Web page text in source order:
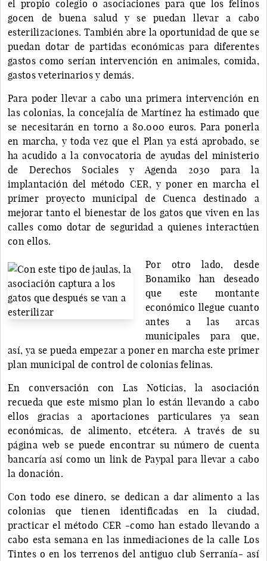
el propio colegio o asociaciones para que los felinos
gocen de buena salud y se puedan llevar a cabo
esterilizaciones. También abre la oportunidad de que se
puedan dotar de partidas económicas para diferentes
gastos como serían intervención en animales, comida,
gastos veterinarios y demás.
Para poder llevar a cabo una primera intervención en
las colonias, la concejalía de Martínez ha estimado que
se necesitarán en torno a 80.000 euros. Para ponerla
en marcha, y toda vez que el Plan ya está aprobado, se
ha acudido a la convocatoria de ayudas del ministerio
de Derechos Sociales y Agenda 2030 para la
implantación del método CER, y poner en marcha el
primer proyecto municipal de Cuenca destinado a
mejorar tanto el bienestar de los gatos que viven en las
calles como dotar de seguridad a quienes interactúen
con ellos.
Por otro lado, desde
Bonamiko han deseado
que este montante
económico llegue cuanto
antes a las arcas
municipales para que,
así, ya se pueda empezar a poner en marcha este primer
plan municipal de control de colonias felinas.
En conversación con Las Noticias, la asociación
recueda que este mismo plan lo están llevando a cabo
ellos gracias a aportaciones particulares ya sean
económicas, de alimento, etcétera. A través de su
página web se puede encontrar su número de cuenta
bancaría así como un link de Paypal para llevar a cabo
la donación.
Con todo ese dinero, se dedican a dar alimento a las
colonias que tienen identificadas en la ciudad,
practicar el método CER -como han estado llevando a
cabo esta semana en las inmediaciones de la calle Los
Tintes o en los terrenos del antiguo club Serranía- así